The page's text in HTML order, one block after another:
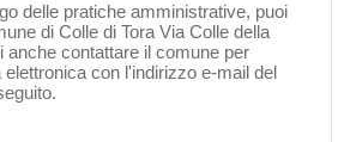
delle pratiche amministrative, puoi
di Colle di Tora Via Colle della
anche contattare il comune per
elettronica con l'indirizzo e-mail del